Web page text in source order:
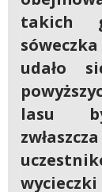
takich
udało
lasu